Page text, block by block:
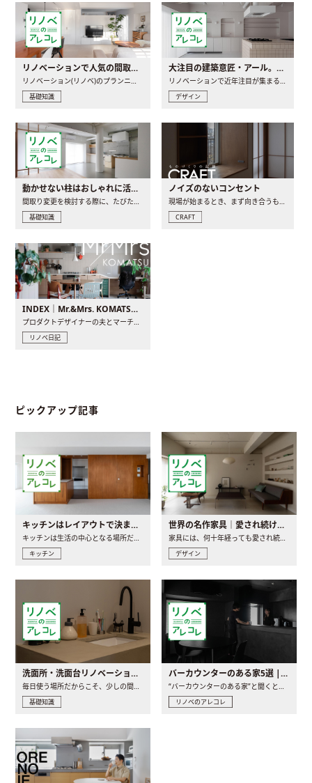
リノベーションで人気の間取りとは？トレンドの間取りと実例を徹底解説
基礎知識
大注目の建築意匠・アール。人気の理由と空間に取り入れるポイント
デザイン
動かせない柱はおしゃれに活用！柱を魅せるリノベーション(リノベ)4選
基礎知識
ノイズのないコンセント
CRAFT
INDEX｜Mr.&Mrs. KOMATSU renovation diary
リノベ日記
ピックアップ記事
キッチンはレイアウトで決まる。後悔しないための考え方と選び方
キッチンは生活の中心となる場所だからこそ、家の中のどこに置..
キッチン
世界の名作家具｜愛され続ける理由と一生モノとの出会い方
家具には、何十年経っても愛され続ける「名作」と呼ばれるもの..
デザイン
洗面所・洗面台リノベーションの事例と間取りアイデア
毎日使う場所だからこそ、少しの間取りの工夫や素材の選び方で..
基礎知識
バーカウンターのある家5選 | 日常に馴染む“距離の近い”キッチンとは
“バーカウンターのある家”と聞くと、少し特別な、大人のための..
リノベのアレコレ